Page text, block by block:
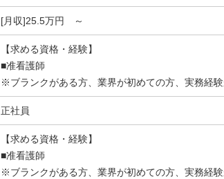
[月収]25.5万円 ～
【求める資格・経験】
■准看護師
※ブランクがある方、業界が初めての方、実務経
正社員
【求める資格・経験】
■准看護師
※ブランクがある方、業界が初めての方、実務経